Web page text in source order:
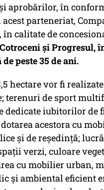
aprobărilor, în
acest parteneriat,
în calitate de
şi Progresul,
peste 35 de ani.
hectare vor fi
terenuri de sport
dedicate iubitorilor
acestora cu
şi de reşedinţă;
verzi, culoare
cu mobilier urban,
şi ambiental eficient